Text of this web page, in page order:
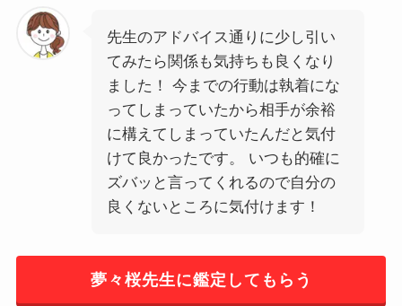
先生のアドバイス通りに少し引い
てみたら関係も気持ちも良くなり
ました！ 今までの行動は執着にな
ってしまっていたから相手が余裕
に構えてしまっていたんだと気付
けて良かったです。 いつも的確に
ズバッと言ってくれるので自分の
良くないところに気付けます！
夢々桜先生に鑑定してもらう